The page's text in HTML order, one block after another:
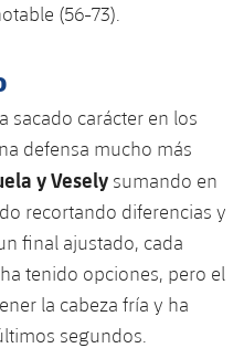
(56-73).
sacado carácter en los
defensa mucho más
y Vesely sumando en
recortando diferencias y
final ajustado, cada
tenido opciones, pero el
la cabeza fría y ha
segundos.